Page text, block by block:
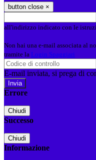
button close ×
all'indirizzo indicato con le
Non hai una e-mail associata al
tramite la Login Spaggiari
E-mail inviata, si prega di
Errore
Chiudi
Successo
Chiudi
Informazione